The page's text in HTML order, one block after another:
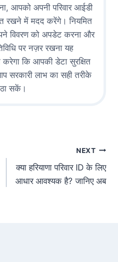
आपको अपनी परिवार आईडी
रखने में मदद करेंगे। नियमित
विवरण को अपडेट करना और
पर नज़र रखना यह
करेगा कि आपकी डेटा सुरक्षित
सरकारी लाभ का सही तरीके
सकें।
NEXT
क्या हरियाणा परिवार ID के लिए
आधार आवश्यक है? जानिए अब